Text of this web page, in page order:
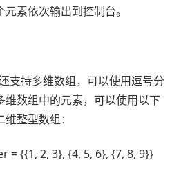
素依次输出到控制台。
支持多维数组，可以使用逗号分
维数组中的元素，可以使用以下
整型数组：
= {{1, 2, 3}, {4, 5, 6}, {7, 8, 9}}